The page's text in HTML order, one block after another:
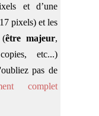
et d’une
pixels) et les
(être majeur,
etc...)
pas de
complet